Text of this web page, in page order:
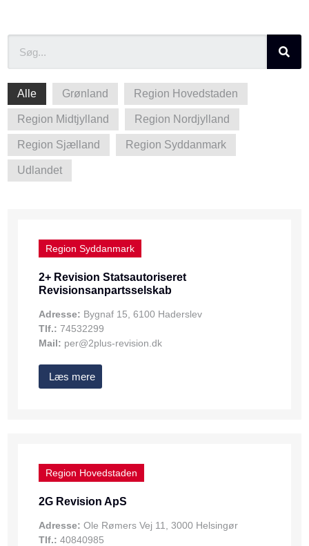
Alle Grønland Region Hovedstaden
Region Midtjylland Region Nordjylland
Region Sjælland Region Syddanmark
Udlandet
Region Syddanmark
2+ Revision Statsautoriseret
Revisionsanpartsselskab
Adresse: Bygnaf 15, 6100 Haderslev
Tlf.: 74532299
Mail: per@2plus-revision.dk
Læs mere
Region Hovedstaden
2G Revision ApS
Adresse: Ole Rømers Vej 11, 3000 Helsingør
Tlf.: 40840985